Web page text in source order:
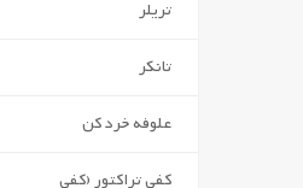
تریلر
تانکر
علوفه خرد کن
کفی تراکتور (کفی